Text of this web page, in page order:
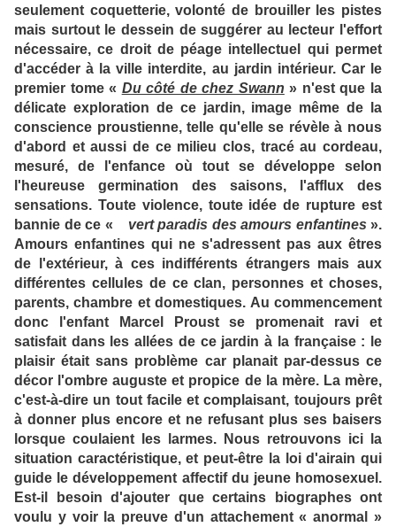
seulement coquetterie, volonté de brouiller les pistes
mais surtout le dessein de suggérer au lecteur l'effort
nécessaire, ce droit de péage intellectuel qui permet
d'accéder à la ville interdite, au jardin intérieur. Car le
premier tome « Du côté de chez Swann » n'est que la
délicate exploration de ce jardin, image même de la
conscience proustienne, telle qu'elle se révèle à nous
d'abord et aussi de ce milieu clos, tracé au cordeau,
mesuré, de l'enfance où tout se développe selon
l'heureuse germination des saisons, l'afflux des
sensations. Toute violence, toute idée de rupture est
bannie de ce « vert paradis des amours enfantines ».
Amours enfantines qui ne s'adressent pas aux êtres
de l'extérieur, à ces indifférents étrangers mais aux
différentes cellules de ce clan, personnes et choses,
parents, chambre et domestiques. Au commencement
donc l'enfant Marcel Proust se promenait ravi et
satisfait dans les allées de ce jardin à la française : le
plaisir était sans problème car planait par-dessus ce
décor l'ombre auguste et propice de la mère. La mère,
c'est-à-dire un tout facile et complaisant, toujours prêt
à donner plus encore et ne refusant plus ses baisers
lorsque coulaient les larmes. Nous retrouvons ici la
situation caractéristique, et peut-être la loi d'airain qui
guide le développement affectif du jeune homosexuel.
Est-il besoin d'ajouter que certains biographes ont
voulu y voir la preuve d'un attachement « anormal »